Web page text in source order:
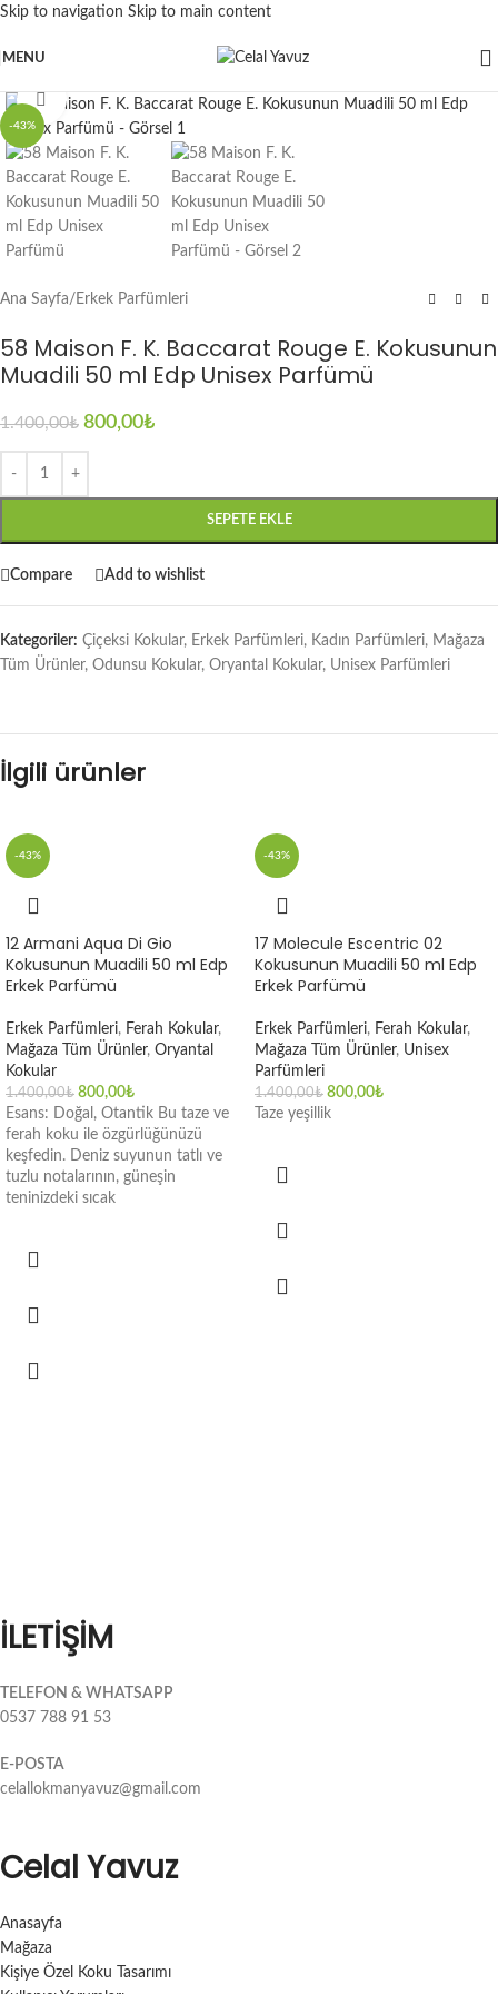
Skip to navigation Skip to main content
MENU
-43%
Click to enlarge
Ana Sayfa/ Erkek Parfümleri
58 Maison F. K. Baccarat Rouge E. Kokusunun
Muadili 50 ml Edp Unisex Parfümü
1.400,00₺ 800,00₺
SEPETE EKLE
Compare Add to wishlist
Kategoriler: Çiçeksi Kokular, Erkek Parfümleri, Kadın Parfümleri, Mağaza
Tüm Ürünler, Odunsu Kokular, Oryantal Kokular, Unisex Parfümleri
İlgili ürünler
-43%
12 Armani Aqua Di Gio
Kokusunun Muadili 50 ml Edp
Erkek Parfümü
Erkek Parfümleri, Ferah Kokular,
Mağaza Tüm Ürünler, Oryantal
Kokular
1.400,00₺ 800,00₺
Esans: Doğal, Otantik Bu taze ve
ferah koku ile özgürlüğünüzü
keşfedin. Deniz suyunun tatlı ve
tuzlu notalarının, güneşin
teninizdeki sıcak
-43%
17 Molecule Escentric 02
Kokusunun Muadili 50 ml Edp
Erkek Parfümü
Erkek Parfümleri, Ferah Kokular,
Mağaza Tüm Ürünler, Unisex
Parfümleri
1.400,00₺ 800,00₺
Taze yeşillik
İLETİŞİM
TELEFON & WHATSAPP
0537 788 91 53
E-POSTA
celallokmanyavuz@gmail.com
Celal Yavuz
Anasayfa
Mağaza
Kişiye Özel Koku Tasarımı